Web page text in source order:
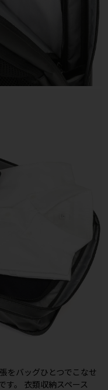
をバッグひとつでこなせ
す。 衣類収納スペース